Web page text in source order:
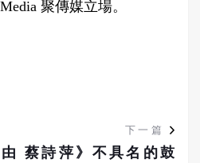
聚傳媒立場。
下一篇
蔡詩萍》不具名的鼓